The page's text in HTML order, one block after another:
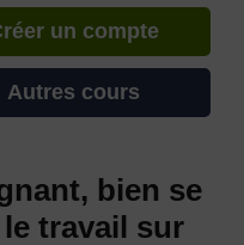
un compte
Autres cours
bien se
travail sur